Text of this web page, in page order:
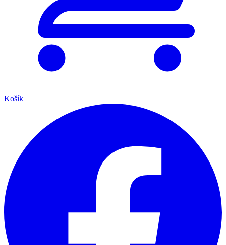
Košík